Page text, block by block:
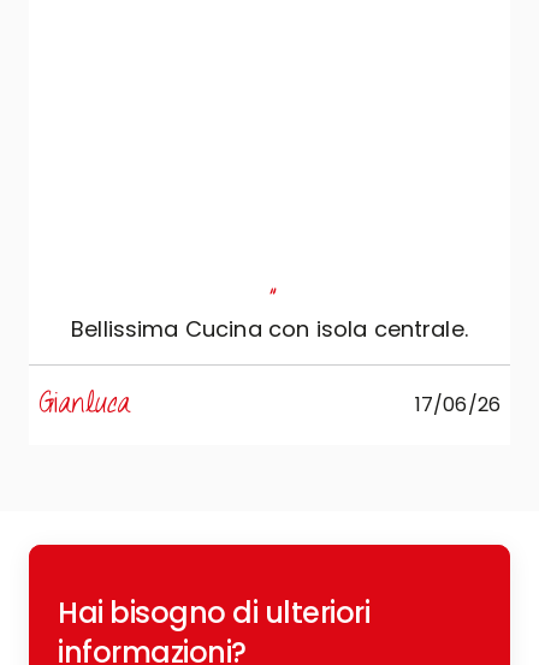
"
Bellissima Cucina con isola centrale.
Gianluca 17/06/26
Hai bisogno di ulteriori
informazioni?